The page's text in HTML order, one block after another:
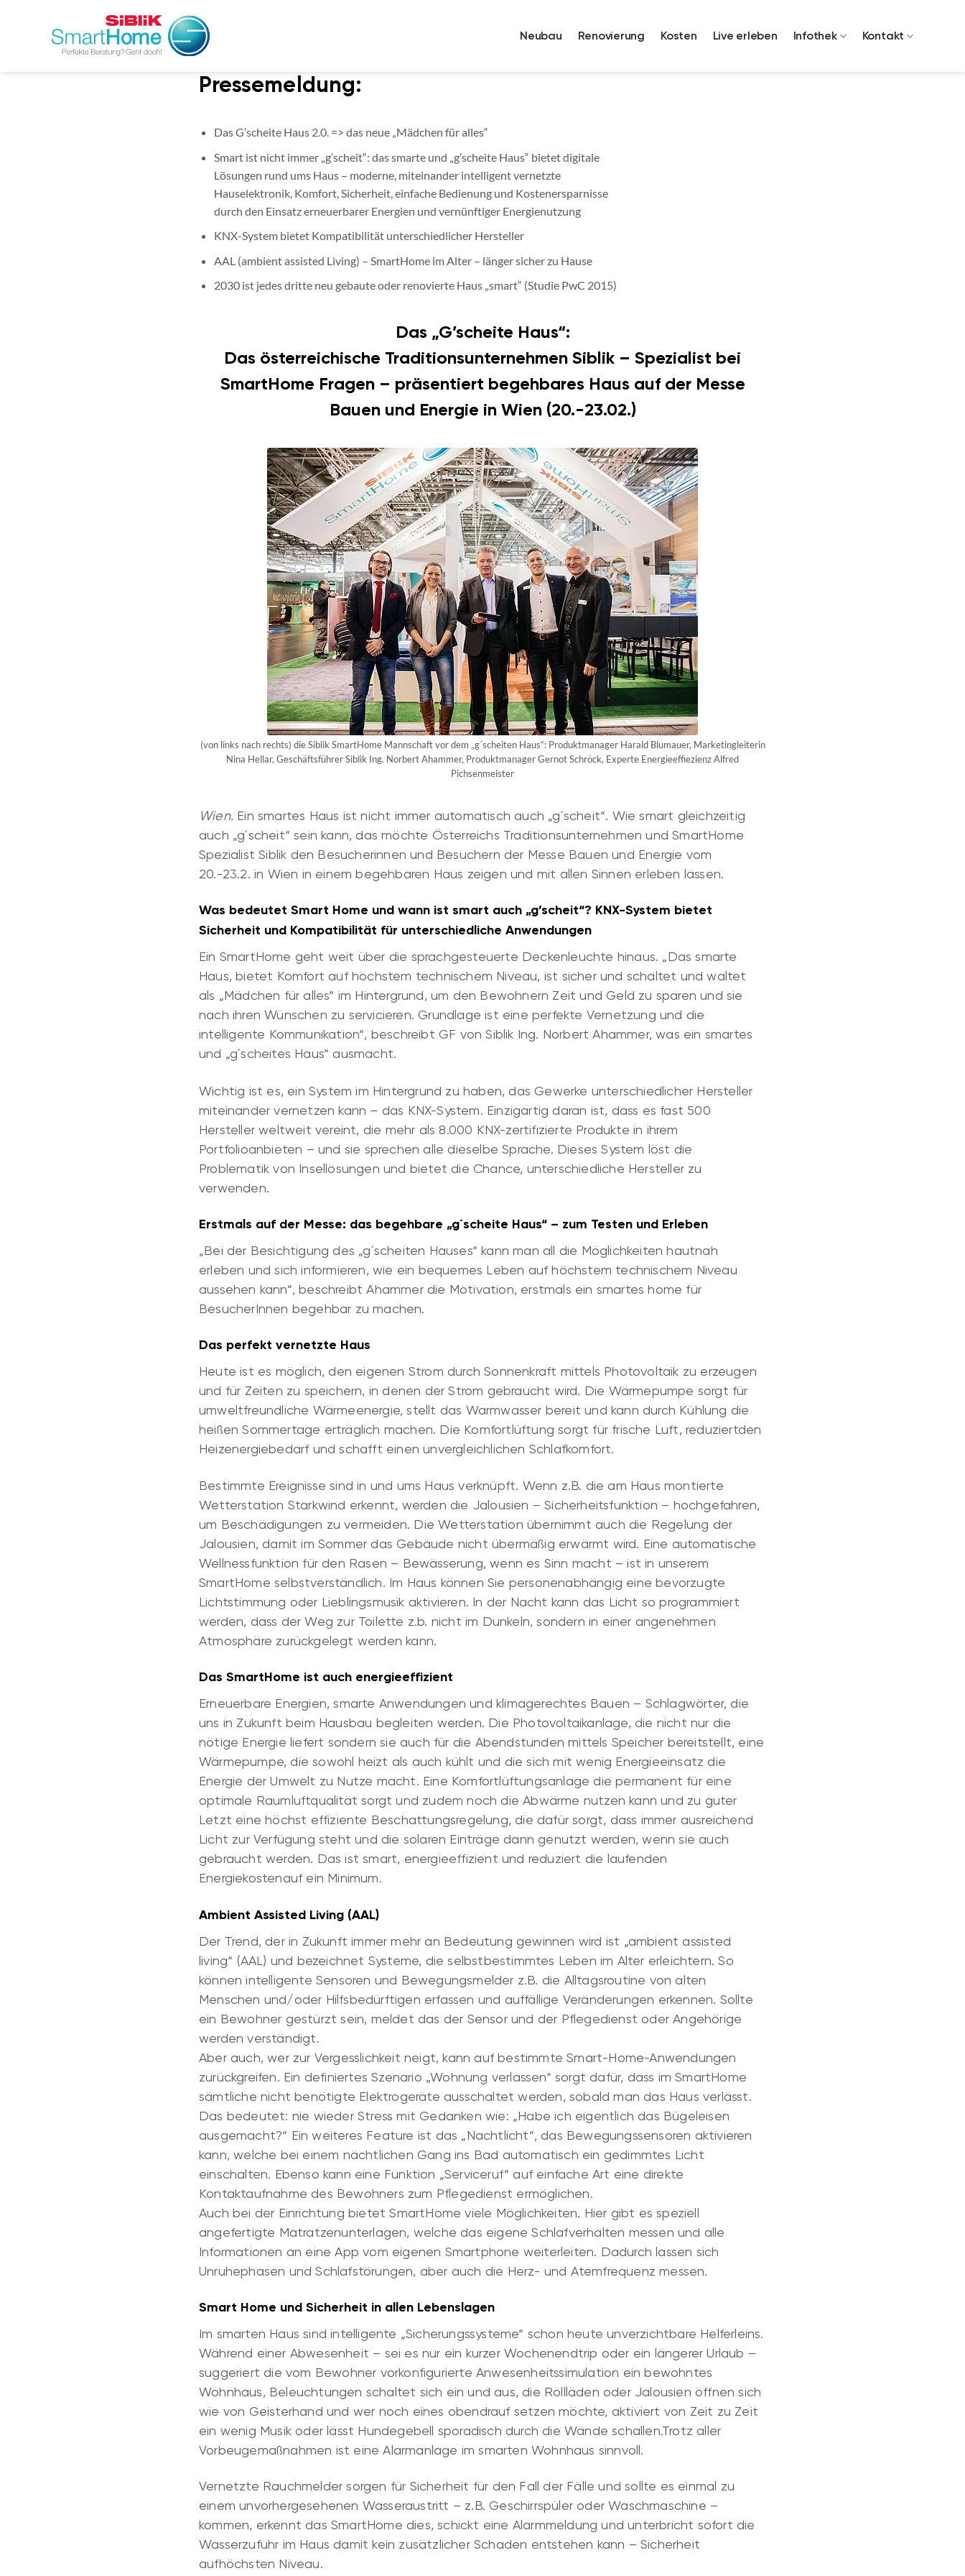
Neubau Renovierung Kosten Live erleben Infothek Kontakt
Pressemeldung:
Das G’scheite Haus 2.0. => das neue „Mädchen für alles“
Smart ist nicht immer „g’scheit“: das smarte und „g’scheite Haus“ bietet digitale
Lösungen rund ums Haus – moderne, miteinander intelligent vernetzte
Hauselektronik, Komfort, Sicherheit, einfache Bedienung und Kostenersparnisse
durch den Einsatz erneuerbarer Energien und vernünftiger Energienutzung
KNX-System bietet Kompatibilität unterschiedlicher Hersteller
AAL (ambient assisted Living) – SmartHome im Alter – länger sicher zu Hause
2030 ist jedes dritte neu gebaute oder renovierte Haus „smart“ (Studie PwC 2015)
Das „G’scheite Haus“:
Das österreichische Traditionsunternehmen Siblik – Spezialist bei
SmartHome Fragen – präsentiert begehbares Haus auf der Messe
Bauen und Energie in Wien (20.-23.02.)
(von links nach rechts) die Siblik SmartHome Mannschaft vor dem „g´scheiten Haus“: Produktmanager Harald Blumauer, Marketingleiterin
Nina Hellar, Geschäftsführer Siblik Ing. Norbert Ahammer, Produktmanager Gernot Schröck, Experte Energieeffiezienz Alfred
Pichsenmeister
Wien. Ein smartes Haus ist nicht immer automatisch auch „g´scheit“. Wie smart gleichzeitig
auch „g´scheit“ sein kann, das möchte Österreichs Traditionsunternehmen und SmartHome
Spezialist Siblik den Besucherinnen und Besuchern der Messe Bauen und Energie vom
20.-23.2. in Wien in einem begehbaren Haus zeigen und mit allen Sinnen erleben lassen.
Was bedeutet Smart Home und wann ist smart auch „g’scheit“? KNX-System bietet
Sicherheit und Kompatibilität für unterschiedliche Anwendungen
Ein SmartHome geht weit über die sprachgesteuerte Deckenleuchte hinaus. „Das smarte
Haus, bietet Komfort auf höchstem technischem Niveau, ist sicher und schaltet und waltet
als „Mädchen für alles“ im Hintergrund, um den Bewohnern Zeit und Geld zu sparen und sie
nach ihren Wünschen zu servicieren. Grundlage ist eine perfekte Vernetzung und die
intelligente Kommunikation“, beschreibt GF von Siblik Ing. Norbert Ahammer, was ein smartes
und „g´scheites Haus“ ausmacht.
Wichtig ist es, ein System im Hintergrund zu haben, das Gewerke unterschiedlicher Hersteller
miteinander vernetzen kann – das KNX-System. Einzigartig daran ist, dass es fast 500
Hersteller weltweit vereint, die mehr als 8.000 KNX-zertifizierte Produkte in ihrem
Portfolioanbieten – und sie sprechen alle dieselbe Sprache. Dieses System löst die
Problematik von Insellösungen und bietet die Chance, unterschiedliche Hersteller zu
verwenden.
Erstmals auf der Messe: das begehbare „g´scheite Haus“ – zum Testen und Erleben
„Bei der Besichtigung des „g´scheiten Hauses“ kann man all die Möglichkeiten hautnah
erleben und sich informieren, wie ein bequemes Leben auf höchstem technischem Niveau
aussehen kann“, beschreibt Ahammer die Motivation, erstmals ein smartes home für
BesucherInnen begehbar zu machen.
Das perfekt vernetzte Haus
Heute ist es möglich, den eigenen Strom durch Sonnenkraft mittels Photovoltaik zu erzeugen
und für Zeiten zu speichern, in denen der Strom gebraucht wird. Die Wärmepumpe sorgt für
umweltfreundliche Wärmeenergie, stellt das Warmwasser bereit und kann durch Kühlung die
heißen Sommertage erträglich machen. Die Komfortlüftung sorgt für frische Luft, reduziertden
Heizenergiebedarf und schafft einen unvergleichlichen Schlafkomfort.
Bestimmte Ereignisse sind in und ums Haus verknüpft. Wenn z.B. die am Haus montierte
Wetterstation Starkwind erkennt, werden die Jalousien – Sicherheitsfunktion – hochgefahren,
um Beschädigungen zu vermeiden. Die Wetterstation übernimmt auch die Regelung der
Jalousien, damit im Sommer das Gebäude nicht übermäßig erwärmt wird. Eine automatische
Wellnessfunktion für den Rasen – Bewässerung, wenn es Sinn macht – ist in unserem
SmartHome selbstverständlich. Im Haus können Sie personenabhängig eine bevorzugte
Lichtstimmung oder Lieblingsmusik aktivieren. In der Nacht kann das Licht so programmiert
werden, dass der Weg zur Toilette z.b. nicht im Dunkeln, sondern in einer angenehmen
Atmosphäre zurückgelegt werden kann.
Das SmartHome ist auch energieeffizient
Erneuerbare Energien, smarte Anwendungen und klimagerechtes Bauen – Schlagwörter, die
uns in Zukunft beim Hausbau begleiten werden. Die Photovoltaikanlage, die nicht nur die
nötige Energie liefert sondern sie auch für die Abendstunden mittels Speicher bereitstellt, eine
Wärmepumpe, die sowohl heizt als auch kühlt und die sich mit wenig Energieeinsatz die
Energie der Umwelt zu Nutze macht. Eine Komfortlüftungsanlage die permanent für eine
optimale Raumluftqualität sorgt und zudem noch die Abwärme nutzen kann und zu guter
Letzt eine höchst effiziente Beschattungsregelung, die dafür sorgt, dass immer ausreichend
Licht zur Verfügung steht und die solaren Einträge dann genutzt werden, wenn sie auch
gebraucht werden. Das ist smart, energieeffizient und reduziert die laufenden
Energiekostenauf ein Minimum.
Ambient Assisted Living (AAL)
Der Trend, der in Zukunft immer mehr an Bedeutung gewinnen wird ist „ambient assisted
living“ (AAL) und bezeichnet Systeme, die selbstbestimmtes Leben im Alter erleichtern. So
können intelligente Sensoren und Bewegungsmelder z.B. die Alltagsroutine von alten
Menschen und/oder Hilfsbedürftigen erfassen und auffällige Veränderungen erkennen. Sollte
ein Bewohner gestürzt sein, meldet das der Sensor und der Pflegedienst oder Angehörige
werden verständigt.
Aber auch, wer zur Vergesslichkeit neigt, kann auf bestimmte Smart-Home-Anwendungen
zurückgreifen. Ein definiertes Szenario „Wohnung verlassen“ sorgt dafür, dass im SmartHome
sämtliche nicht benötigte Elektrogeräte ausschaltet werden, sobald man das Haus verlässt.
Das bedeutet: nie wieder Stress mit Gedanken wie: „Habe ich eigentlich das Bügeleisen
ausgemacht?“ Ein weiteres Feature ist das „Nachtlicht“, das Bewegungssensoren aktivieren
kann, welche bei einem nächtlichen Gang ins Bad automatisch ein gedimmtes Licht
einschalten. Ebenso kann eine Funktion „Serviceruf“ auf einfache Art eine direkte
Kontaktaufnahme des Bewohners zum Pflegedienst ermöglichen.
Auch bei der Einrichtung bietet SmartHome viele Möglichkeiten. Hier gibt es speziell
angefertigte Matratzenunterlagen, welche das eigene Schlafverhalten messen und alle
Informationen an eine App vom eigenen Smartphone weiterleiten. Dadurch lassen sich
Unruhephasen und Schlafstörungen, aber auch die Herz- und Atemfrequenz messen.
Smart Home und Sicherheit in allen Lebenslagen
Im smarten Haus sind intelligente „Sicherungssysteme“ schon heute unverzichtbare Helferleins.
Während einer Abwesenheit – sei es nur ein kurzer Wochenendtrip oder ein längerer Urlaub –
suggeriert die vom Bewohner vorkonfigurierte Anwesenheitssimulation ein bewohntes
Wohnhaus, Beleuchtungen schaltet sich ein und aus, die Rollläden oder Jalousien öffnen sich
wie von Geisterhand und wer noch eines obendrauf setzen möchte, aktiviert von Zeit zu Zeit
ein wenig Musik oder lässt Hundegebell sporadisch durch die Wände schallen.Trotz aller
Vorbeugemaßnahmen ist eine Alarmanlage im smarten Wohnhaus sinnvoll.
Vernetzte Rauchmelder sorgen für Sicherheit für den Fall der Fälle und sollte es einmal zu
einem unvorhergesehenen Wasseraustritt – z.B. Geschirrspüler oder Waschmaschine –
kommen, erkennt das SmartHome dies, schickt eine Alarmmeldung und unterbricht sofort die
Wasserzufuhr im Haus damit kein zusätzlicher Schaden entstehen kann – Sicherheit
aufhöchsten Niveau.